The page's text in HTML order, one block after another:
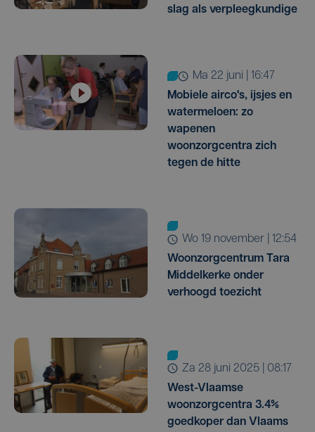
slag als verpleegkundige
ma 22 juni | 16:47
Mobiele airco's, ijsjes en
watermeloen: zo
wapenen
woonzorgcentra zich
tegen de hitte
wo 19 november | 12:54
Woonzorgcentrum Tara
Middelkerke onder
verhoogd toezicht
za 28 juni 2025 | 08:17
West-Vlaamse
woonzorgcentra 3.4%
goedkoper dan Vlaams